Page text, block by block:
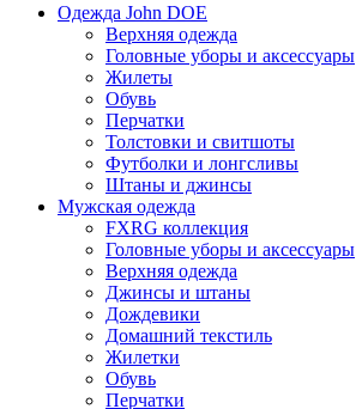
Одежда John DOE
Верхняя одежда
Головные уборы и аксессуары
Жилеты
Обувь
Перчатки
Толстовки и свитшоты
Футболки и лонгсливы
Штаны и джинсы
Мужская одежда
FXRG коллекция
Головные уборы и аксессуары
Верхняя одежда
Джинсы и штаны
Дождевики
Домашний текстиль
Жилетки
Обувь
Перчатки